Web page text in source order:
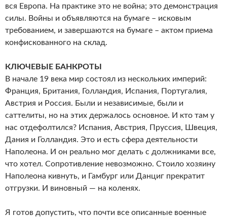
вся Европа. На практике это не война; это демонстрация
силы. Войны и объявляются на бумаге – исковым
требованием, и завершаются на бумаге – актом приема
конфискованного на склад.
КЛЮЧЕВЫЕ БАНКРОТЫ
В начале 19 века мир состоял из нескольких империй:
Франция, Британия, Голландия, Испания, Португалия,
Австрия и Россия. Были и независимые, были и
саттелиты, но на этих держалось основное. И кто там у
нас отдефолтился? Испания, Австрия, Пруссия, Швеция,
Дания и Голландия. Это и есть сфера деятельности
Наполеона. И он реально мог делать с должниками все,
что хотел. Сопротивление невозможно. Стоило хозяину
Наполеона кивнуть, и Гамбург или Данциг прекратит
отгрузки. И виновный — на коленях.
Я готов допустить, что почти все описанные военные